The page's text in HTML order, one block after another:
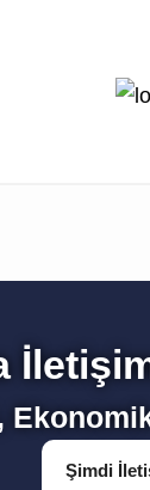
Bu ürüne ilk
Şimdi